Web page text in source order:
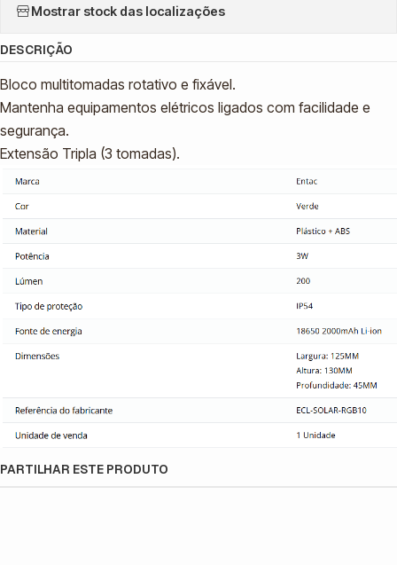
Mostrar stock das localizações
DESCRIÇÃO
Bloco multitomadas rotativo e fixável.
Mantenha equipamentos elétricos ligados com facilidade e
segurança.
Extensão Tripla (3 tomadas).
PARTILHAR ESTE PRODUTO